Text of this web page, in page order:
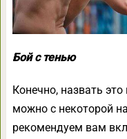
Бой с тенью
Конечно, назвать
можно с некоторой
рекомендуем вам